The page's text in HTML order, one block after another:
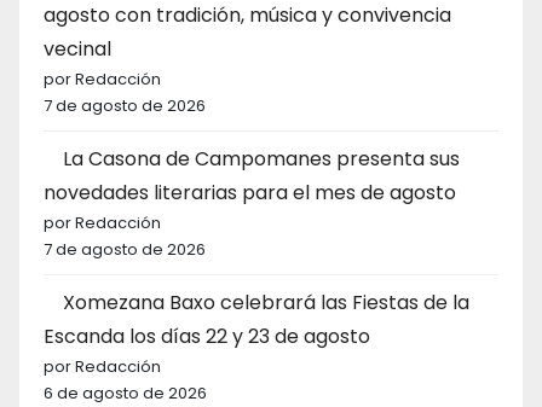
agosto con tradición, música y convivencia
vecinal
por Redacción
7 de agosto de 2026
La Casona de Campomanes presenta sus
novedades literarias para el mes de agosto
por Redacción
7 de agosto de 2026
Xomezana Baxo celebrará las Fiestas de la
Escanda los días 22 y 23 de agosto
por Redacción
6 de agosto de 2026